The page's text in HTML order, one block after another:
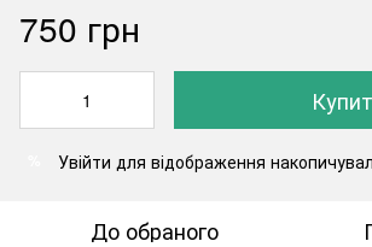
750 грн
Увійти для відображення
До обраного